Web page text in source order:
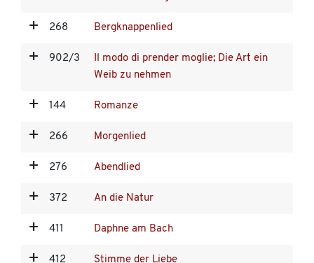
268 Bergknappenlied
902/3
Il modo di prender moglie; Die Art ein
Weib zu nehmen
144 Romanze
266 Morgenlied
276 Abendlied
372 An die Natur
411 Daphne am Bach
412 Stimme der Liebe